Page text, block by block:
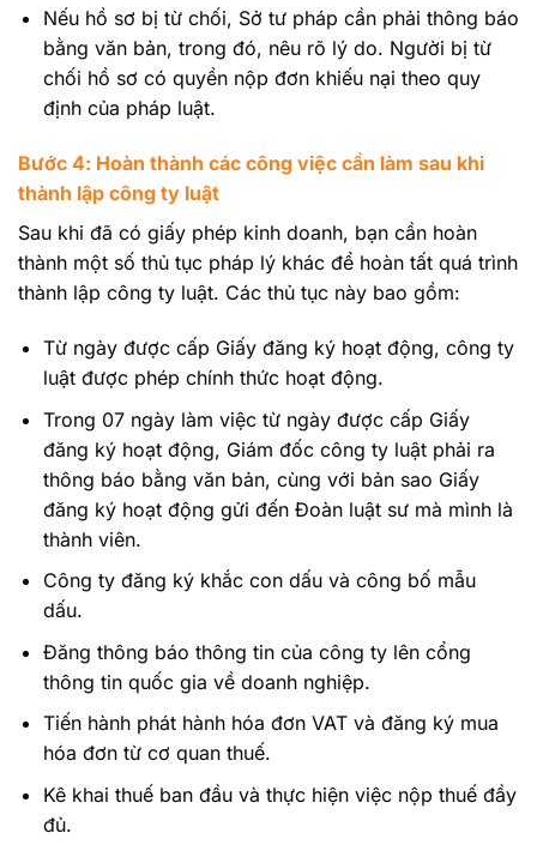
Nếu hồ sơ bị từ chối, Sở tư pháp cần phải thông báo
bằng văn bản, trong đó, nêu rõ lý do. Người bị từ
chối hồ sơ có quyền nộp đơn khiếu nại theo quy
định của pháp luật.
Bước 4: Hoàn thành các công việc cần làm sau khi
thành lập công ty luật
Sau khi đã có giấy phép kinh doanh, bạn cần hoàn
thành một số thủ tục pháp lý khác để hoàn tất quá trình
thành lập công ty luật. Các thủ tục này bao gồm:
Từ ngày được cấp Giấy đăng ký hoạt động, công ty
luật được phép chính thức hoạt động.
Trong 07 ngày làm việc từ ngày được cấp Giấy
đăng ký hoạt động, Giám đốc công ty luật phải ra
thông báo bằng văn bản, cùng với bản sao Giấy
đăng ký hoạt động gửi đến Đoàn luật sư mà mình là
thành viên.
Công ty đăng ký khắc con dấu và công bố mẫu
dấu.
Đăng thông báo thông tin của công ty lên cổng
thông tin quốc gia về doanh nghiệp.
Tiến hành phát hành hóa đơn VAT và đăng ký mua
hóa đơn từ cơ quan thuế.
Kê khai thuế ban đầu và thực hiện việc nộp thuế đầy
đủ.